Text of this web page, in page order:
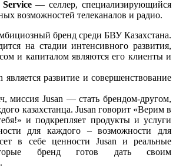
Service— селлер, специализирующийся
возможностей телеканалов и радио.
бренд среди БВУ Казахстана.
на стадии интенсивного развития,
и капиталом являются его клиенты и
развитие и совершенствование
миссия Jusan — стать брендом-другом,
казахстанца. Jusan говорит «Верим в
и подкрепляет продукты и услуги
для каждого – возможности для
в себе ценности Jusan и реальные
бренд готов дать своим